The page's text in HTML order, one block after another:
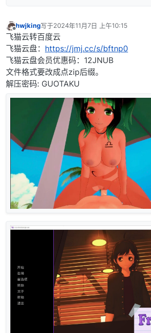
离线
hwjking写于2024年11月7日 上午10:15
最后由 编辑
飞猫云转百度云
飞猫云盘： https://jmj.cc/s/bftnp0
飞猫云盘会员优惠码：12JNUB
文件格式要改成点zip后缀。
解压密码: GUOTAKU